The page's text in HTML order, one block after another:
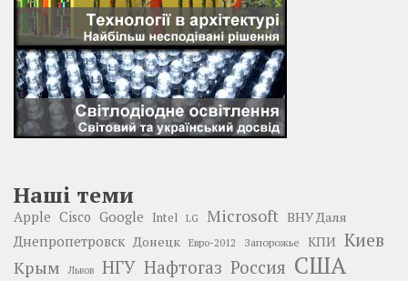
Наші теми
Apple Cisco Google Intel LG Microsoft ВНУ Даля
Днепропетровск Донецк Евро-2012 Запорожье КПИ Киев
Крым Львов НГУ Нафтогаз Россия США